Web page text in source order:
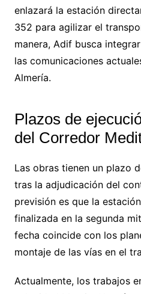
enlazará la estación
352 para agilizar el
manera, Adif busca
las comunicaciones
Almería.
Plazos de
del Corredor
Las obras tienen un plazo
tras la adjudicación del
previsión es que la
finalizada en la segunda
fecha coincide con los
montaje de las vías en el
Actualmente, los trabajos